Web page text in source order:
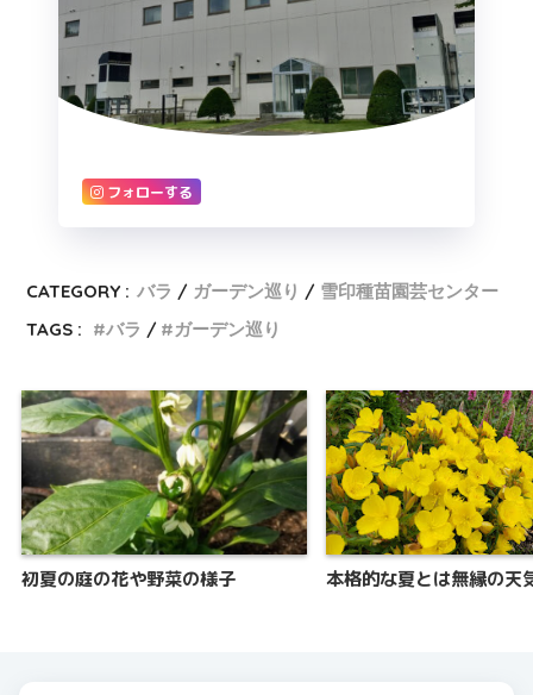
フォローする
CATEGORY : バラ ガーデン巡り
雪印種苗園芸センター
TAGS :
バラ ガーデン巡り
初夏の庭の花や野菜の様子 本格的な夏とは無縁の天